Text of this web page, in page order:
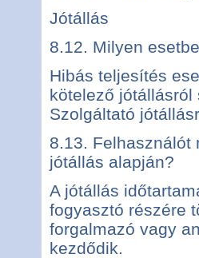
Jótállás
8.12. Milyen
Hibás teljesítés
kötelező jótállásról
Szolgáltató
8.13. Felhasználót
jótállás alapján?
A jótállás
fogyasztó részére
forgalmazó vagy
kezdődik.